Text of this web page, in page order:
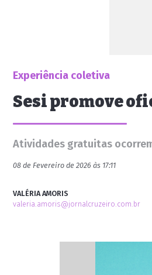
Experiência coletiva
Sesi promove
Atividades gratuitas
08 de Fevereiro de 2026 às 17:11
VALÉRIA AMORIS
valeria.amoris@jornalcruzeiro.com.br